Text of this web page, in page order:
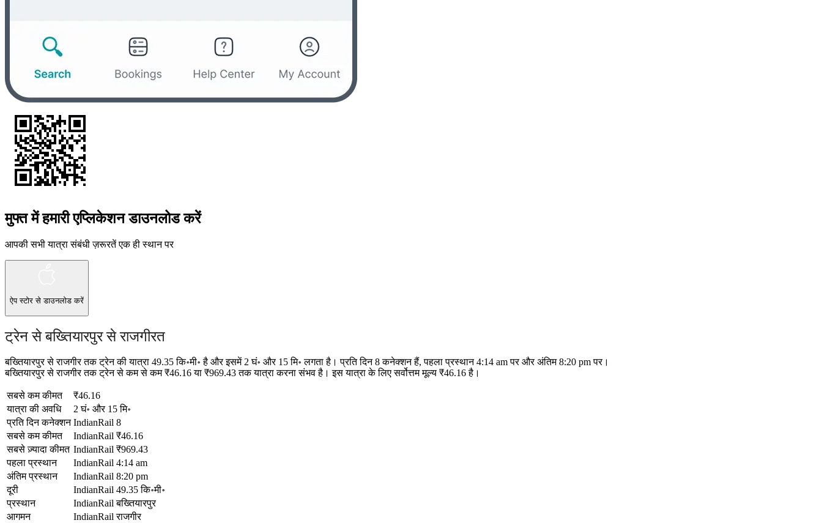
मुफ्त में हमारी एप्लिकेशन डाउनलोड करें
आपकी सभी यात्रा संबंधी ज़रूरतें एक ही स्थान पर
ऐप स्टोर से डाउनलोड करें
ट्रेन से बख्तियारपुर से राजगीरत
बख्तियारपुर से राजगीर तक ट्रेन की यात्रा 49.35 कि॰मी॰ है और इसमें 2 घं॰ और 15 मि॰ लगता है। प्रति दिन 8 कनेक्शन हैं, पहला प्रस्थान 4:14 am पर और अंतिम 8:20 pm पर।
बख्तियारपुर से राजगीर तक ट्रेन से कम से कम ₹46.16 या ₹969.43 तक यात्रा करना संभव है। इस यात्रा के लिए सर्वोत्तम मूल्य ₹46.16 है।
सबसे कम कीमत
₹46.16
यात्रा की अवधि
2 घं॰ और 15 मि॰
प्रति दिन कनेक्शन IndianRail 8
सबसे कम कीमत
IndianRail ₹46.16
सबसे ज़्यादा कीमत IndianRail ₹969.43
पहला प्रस्थान
IndianRail 4:14 am
अंतिम प्रस्थान
IndianRail 8:20 pm
दूरी
IndianRail 49.35 कि॰मी॰
प्रस्थान
IndianRail बख्तियारपुर
आगमन
IndianRail राजगीर